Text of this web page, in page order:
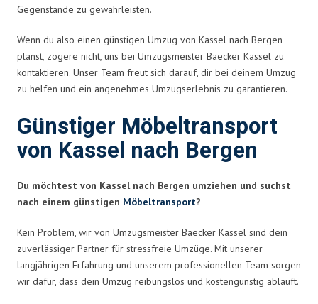
Gegenstände zu gewährleisten.
Wenn du also einen günstigen Umzug von Kassel nach Bergen
planst, zögere nicht, uns bei Umzugsmeister Baecker Kassel zu
kontaktieren. Unser Team freut sich darauf, dir bei deinem Umzug
zu helfen und ein angenehmes Umzugserlebnis zu garantieren.
Günstiger Möbeltransport
von Kassel nach Bergen
Du möchtest von Kassel nach Bergen umziehen und suchst
nach einem günstigen Möbeltransport?
Kein Problem, wir von Umzugsmeister Baecker Kassel sind dein
zuverlässiger Partner für stressfreie Umzüge. Mit unserer
langjährigen Erfahrung und unserem professionellen Team sorgen
wir dafür, dass dein Umzug reibungslos und kostengünstig abläuft.